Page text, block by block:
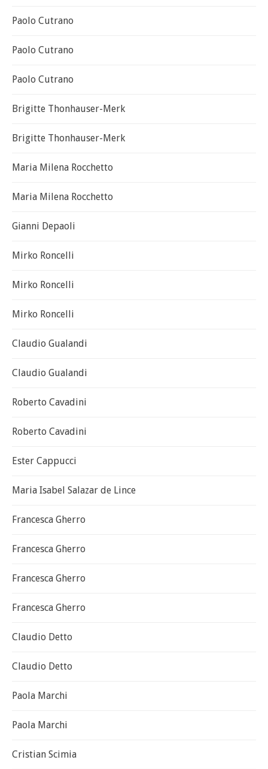
Paolo Cutrano
Paolo Cutrano
Paolo Cutrano
Brigitte Thonhauser-Merk
Brigitte Thonhauser-Merk
Maria Milena Rocchetto
Maria Milena Rocchetto
Gianni Depaoli
Mirko Roncelli
Mirko Roncelli
Mirko Roncelli
Claudio Gualandi
Claudio Gualandi
Roberto Cavadini
Roberto Cavadini
Ester Cappucci
Maria Isabel Salazar de Lince
Francesca Gherro
Francesca Gherro
Francesca Gherro
Francesca Gherro
Claudio Detto
Claudio Detto
Paola Marchi
Paola Marchi
Cristian Scimia